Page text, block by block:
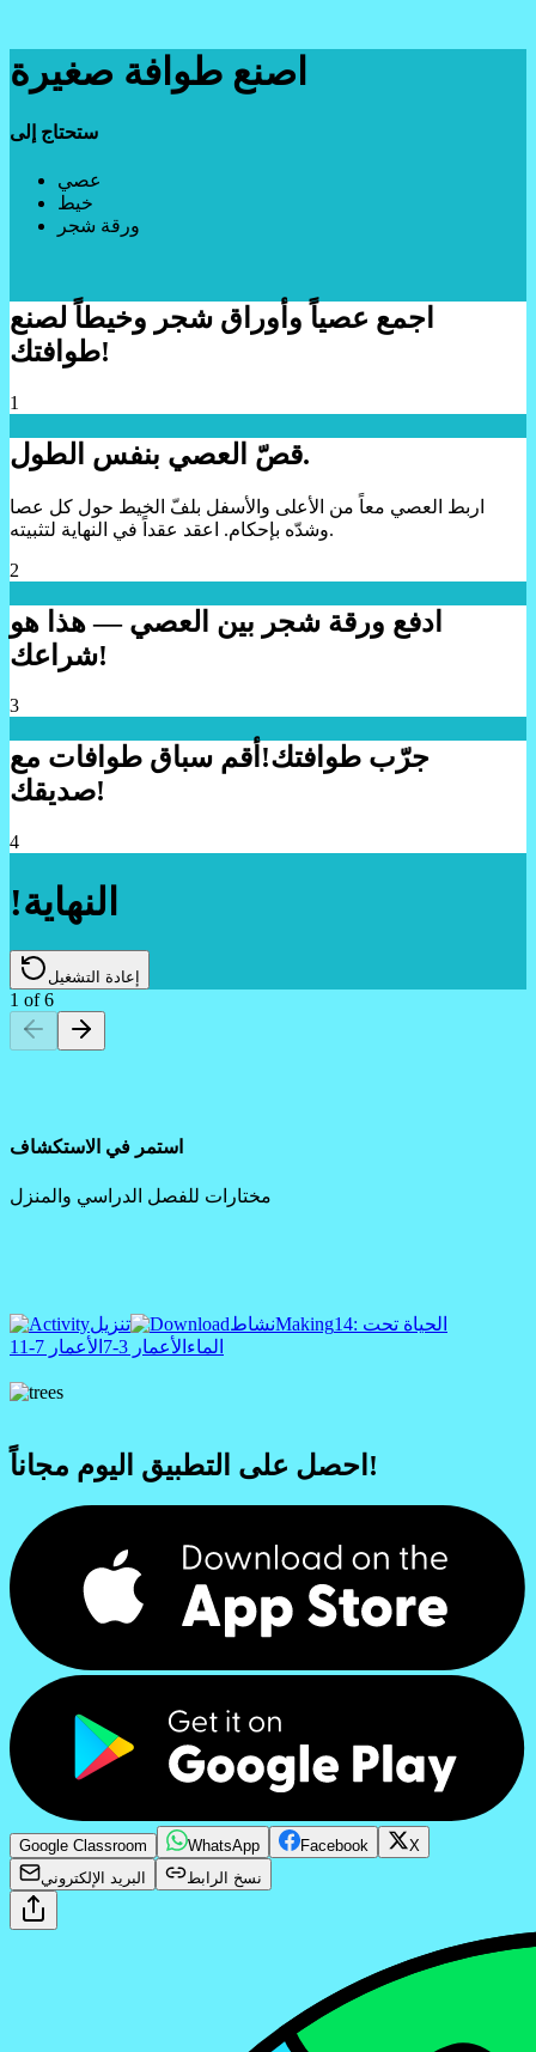
اصنع طوافة صغيرة
ستحتاج إلى
عصي
خيط
ورقة شجر
اجمع عصياً وأوراق شجر وخيطاً لصنع
طوافتك!
1
قصّ العصي بنفس الطول.
اربط العصي معاً من الأعلى والأسفل بلفّ الخيط حول كل عصا
وشدّه بإحكام. اعقد عقداً في النهاية لتثبيته.
2
ادفع ورقة شجر بين العصي — هذا هو
شراعك!
3
جرّب طوافتك! أقم سباق طوافات مع
صديقك!
4
!النهاية
إعادة التشغيل
1 of6
استمر في الاستكشاف
مختارات للفصل الدراسي والمنزل
نشاط تنزيل Making14: الحياة تحت
الماء الأعمار 3-7 الأعمار 7-11
احصل على التطبيق اليوم مجاناً!
Google Classroom WhatsApp Facebook
X
البريد الإلكتروني
نسخ الرابط